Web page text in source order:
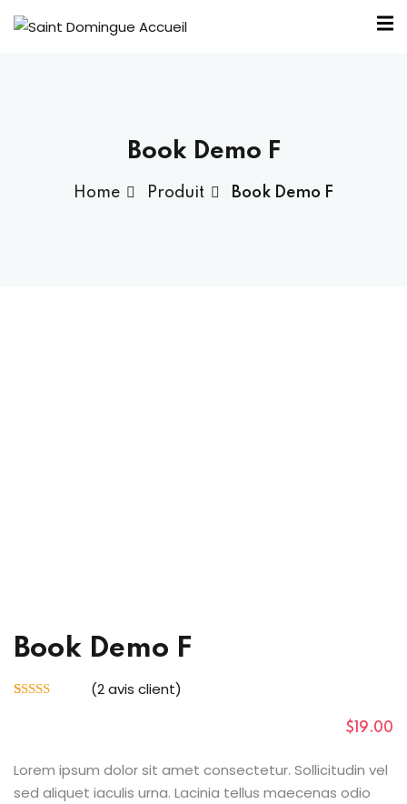
Book Demo F
Home Produit Book Demo F
Book Demo F
client
(2avis client)
$ 19.00
Lorem ipsum dolor sit amet consectetur. Sollicitudin vel
sed aliquet iaculis urna. Lacinia tellus maecenas odio